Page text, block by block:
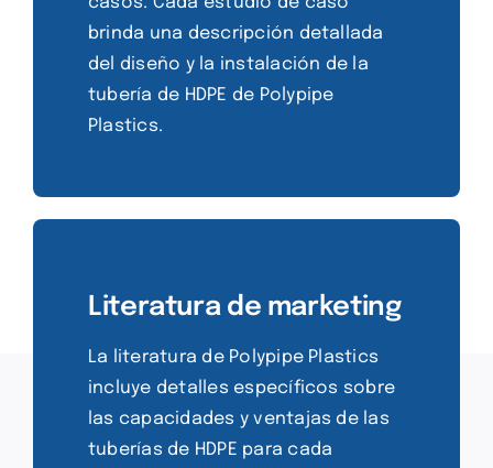
brinda una descripción detallada
del diseño y la instalación de la
tubería de HDPE de Polypipe
Plastics.
Literatura de marketing
La literatura de Polypipe Plastics
incluye detalles específicos sobre
las capacidades y ventajas de las
tuberías de HDPE para cada